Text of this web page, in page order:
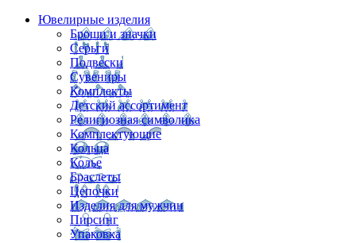
Ювелирные изделия
Броши и значки
Серьги
Подвески
Сувениры
Комплекты
Детский ассортимент
Религиозная символика
Комплектующие
Кольца
Колье
Браслеты
Цепочки
Изделия для мужчин
Пирсинг
Упаковка